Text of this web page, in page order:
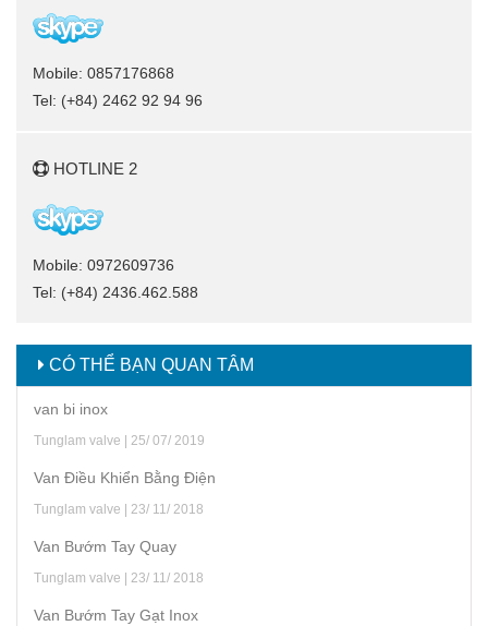
Mobile: 0857176868
Tel: (+84) 2462 92 94 96
HOTLINE 2
Mobile: 0972609736
Tel: (+84) 2436.462.588
CÓ THỂ BẠN QUAN TÂM
van bi inox
Tunglam valve | 25/ 07/ 2019
Van Điều Khiển Bằng Điện
Tunglam valve | 23/ 11/ 2018
Van Bướm Tay Quay
Tunglam valve | 23/ 11/ 2018
Van Bướm Tay Gạt Inox